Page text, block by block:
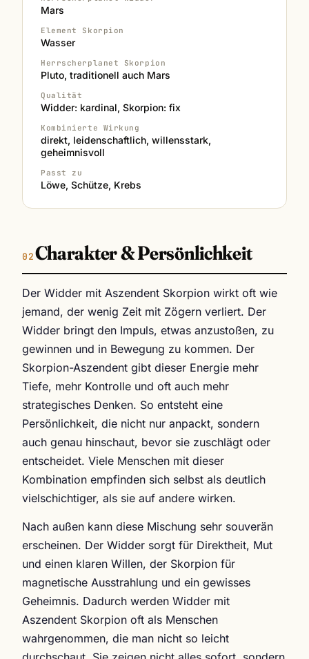
Mars
Element Skorpion
Wasser
Herrscherplanet Skorpion
Pluto, traditionell auch Mars
Qualität
Widder: kardinal, Skorpion: fix
Kombinierte Wirkung
direkt, leidenschaftlich, willensstark,
geheimnisvoll
Passt zu
Löwe, Schütze, Krebs
Charakter & Persönlichkeit
Der Widder mit Aszendent Skorpion wirkt oft wie
jemand, der wenig Zeit mit Zögern verliert. Der
Widder bringt den Impuls, etwas anzustoßen, zu
gewinnen und in Bewegung zu kommen. Der
Skorpion-Aszendent gibt dieser Energie mehr
Tiefe, mehr Kontrolle und oft auch mehr
strategisches Denken. So entsteht eine
Persönlichkeit, die nicht nur anpackt, sondern
auch genau hinschaut, bevor sie zuschlägt oder
entscheidet. Viele Menschen mit dieser
Kombination empfinden sich selbst als deutlich
vielschichtiger, als sie auf andere wirken.
Nach außen kann diese Mischung sehr souverän
erscheinen. Der Widder sorgt für Direktheit, Mut
und einen klaren Willen, der Skorpion für
magnetische Ausstrahlung und ein gewisses
Geheimnis. Dadurch werden Widder mit
Aszendent Skorpion oft als Menschen
wahrgenommen, die man nicht so leicht